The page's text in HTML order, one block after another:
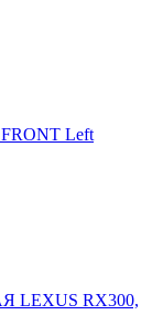
Left
RX300,